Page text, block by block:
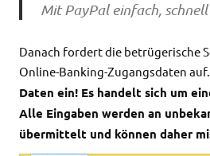
Mit PayPal einfach,
Danach fordert die betrügerische
Online-Banking-Zugangsdaten auf.
Daten ein! Es handelt sich um
Alle Eingaben werden an
übermittelt und können daher